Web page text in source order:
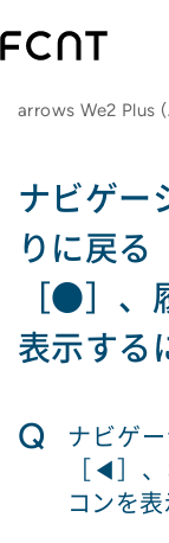
arrows We2 Plus
ナビゲー
りに戻
［●］、
表示する
Q
ナビゲ
［◀］
コンを